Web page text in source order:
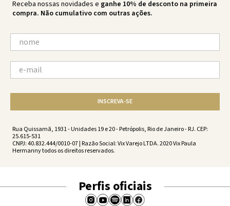
Receba nossas novidades e ganhe 10% de desconto na primeira
compra. Não cumulativo com outras ações.
INSCREVA-SE
Rua Quissamã, 1931 - Unidades 19 e 20 - Petrópolis, Rio de Janeiro - RJ. CEP:
25.615-531
CNPJ: 40.832.444/0010-07 | Razão Social: Vix Varejo LTDA. 2020 Vix Paula
Hermanny todos os direitos reservados.
Perfis oficiais